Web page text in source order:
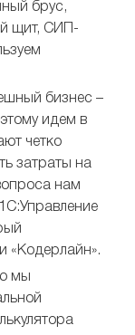
брус,
щит, СИП-
бизнес –
идем в
четко
затраты на
нам
«Кодерлайн».
мы